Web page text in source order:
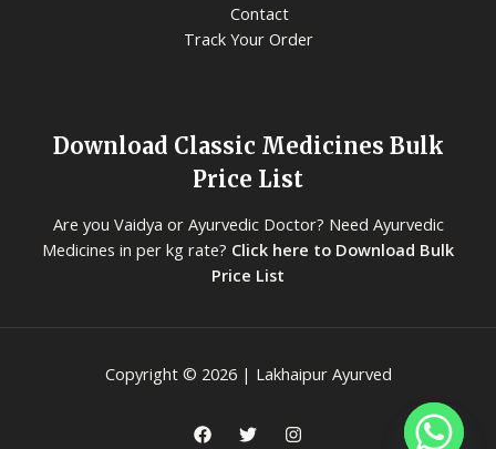
Contact
Track Your Order
Download Classic Medicines Bulk
Price List
Are you Vaidya or Ayurvedic Doctor? Need Ayurvedic
Medicines in per kg rate? Click here to Download Bulk
Price List
Copyright © 2026 | Lakhaipur Ayurved